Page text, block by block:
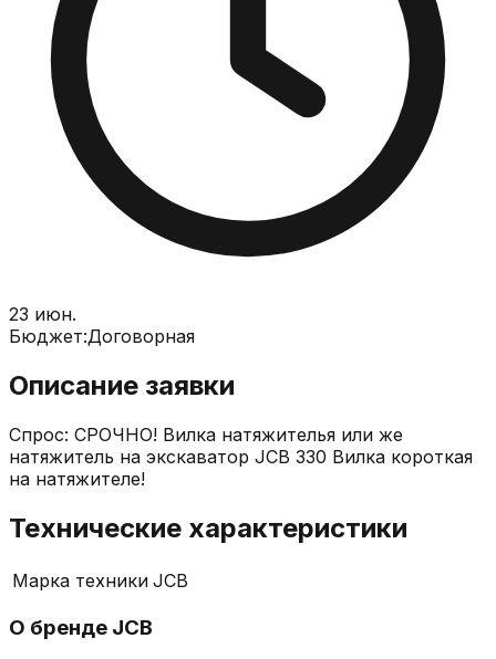
23 июн.
Бюджет:Договорная
Описание заявки
Спрос: СРОЧНО! Вилка натяжителья или же
натяжитель на экскаватор JCB 330 Вилка короткая
на натяжителе!
Технические характеристики
Марка техники JCB
О бренде JCB